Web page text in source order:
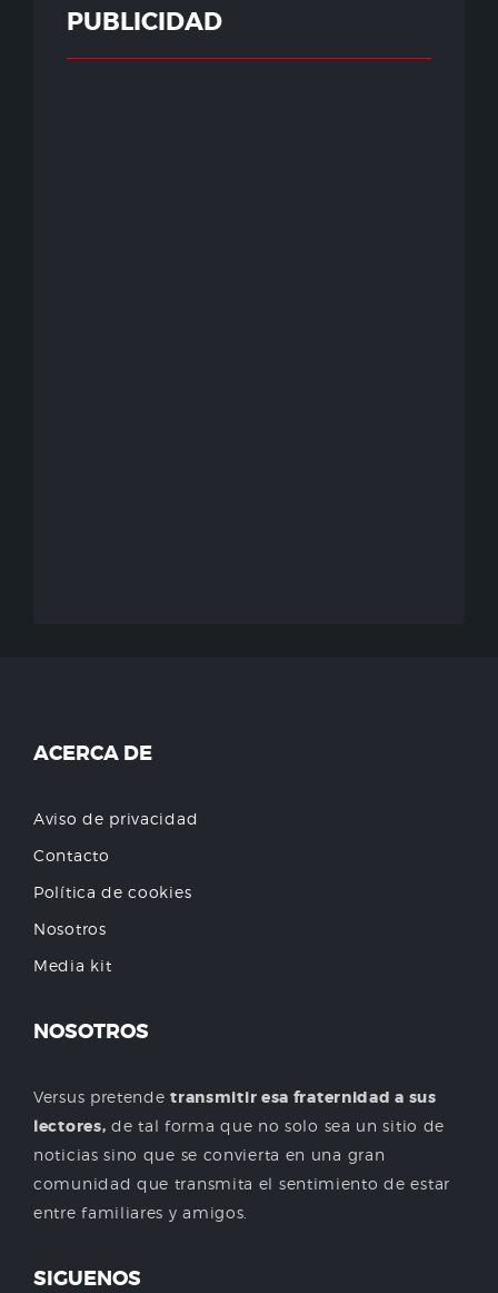
PUBLICIDAD
ACERCA DE
Aviso de privacidad
Contacto
Política de cookies
Nosotros
Media kit
NOSOTROS
Versus pretendetransmitir esa fraternidad a sus
lectores, de tal forma que no solo sea un sitio de
noticias sino que se convierta en una gran
comunidad que transmita el sentimiento de estar
entre familiares y amigos.
SIGUENOS